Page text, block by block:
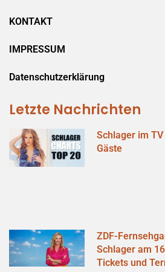
KONTAKT
IMPRESSUM
Datenschutzerklärung
Letzte Nachrichten
Schlager im
Gäste
ZDF-
Schlager am
Tickets und